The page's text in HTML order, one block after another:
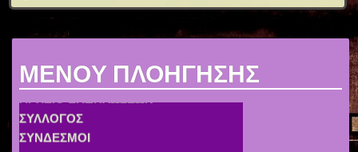
MENOY ΠΛΟΗΓΗΣΗΣ